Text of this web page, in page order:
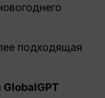
подходящая